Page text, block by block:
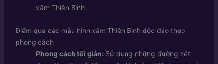
xăm Thiên Bình.
Điểm qua các mẫu hình xăm Thiên Bình độc đáo theo
phong cách
Phong cách tối giản: Sử dụng những đường nét